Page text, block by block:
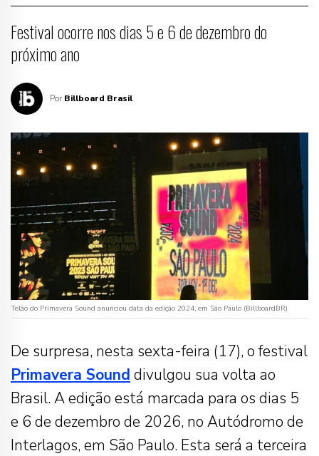
Festival ocorre nos dias 5 e 6 de dezembro do
próximo ano
Por Billboard Brasil
Telão do Primavera Sound anunciou data da edição 2024, em São Paulo (BillboardBR)
De surpresa, nesta sexta-feira (17), o festival
Primavera Sound divulgou sua volta ao
Brasil. A edição está marcada para os dias 5
e 6 de dezembro de 2026, no Autódromo de
Interlagos, em São Paulo. Esta será a terceira